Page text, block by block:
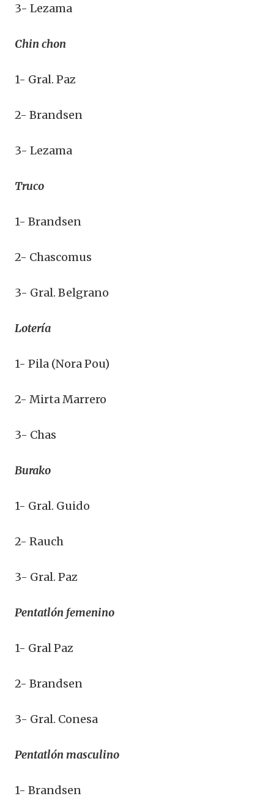
3- Lezama
Chin chon
1- Gral. Paz
2- Brandsen
3- Lezama
Truco
1- Brandsen
2- Chascomus
3- Gral. Belgrano
Lotería
1- Pila (Nora Pou)
2- Mirta Marrero
3- Chas
Burako
1- Gral. Guido
2- Rauch
3- Gral. Paz
Pentatlón femenino
1- Gral Paz
2- Brandsen
3- Gral. Conesa
Pentatlón masculino
1- Brandsen